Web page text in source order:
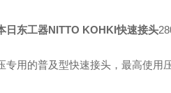
日东工器NITTO KOHKI快速接头
专用的普及型快速接头，最高使用